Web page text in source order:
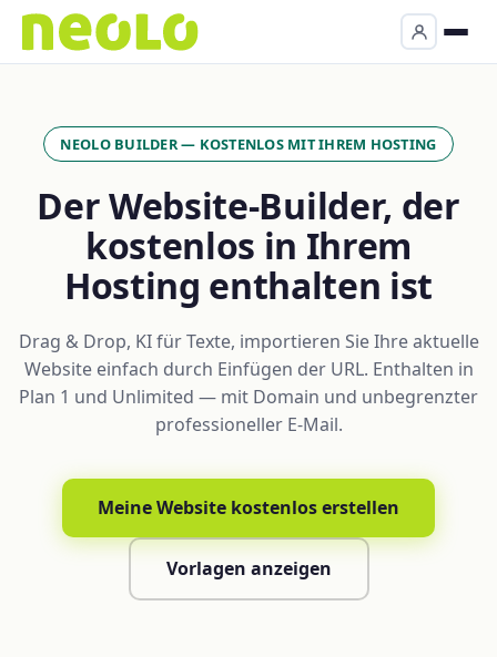
NEOLO BUILDER — KOSTENLOS MIT IHREM HOSTING
Der Website-Builder, der
kostenlos in Ihrem
Hosting enthalten ist
Drag & Drop, KI für Texte, importieren Sie Ihre aktuelle
Website einfach durch Einfügen der URL. Enthalten in
Plan 1 und Unlimited — mit Domain und unbegrenzter
professioneller E-Mail.
Meine Website kostenlos erstellen
Vorlagen anzeigen